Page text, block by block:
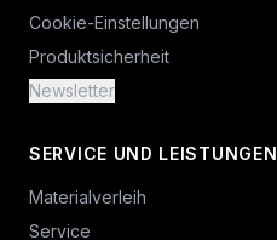
Cookie-Einstellungen
Produktsicherheit
Newsletter
SERVICE UND LEISTUNGEN
Materialverleih
Service